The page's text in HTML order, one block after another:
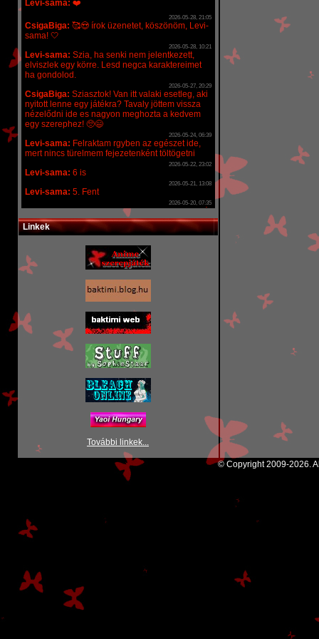
Linkek
További linkek...
© Copyright 2009-2026.